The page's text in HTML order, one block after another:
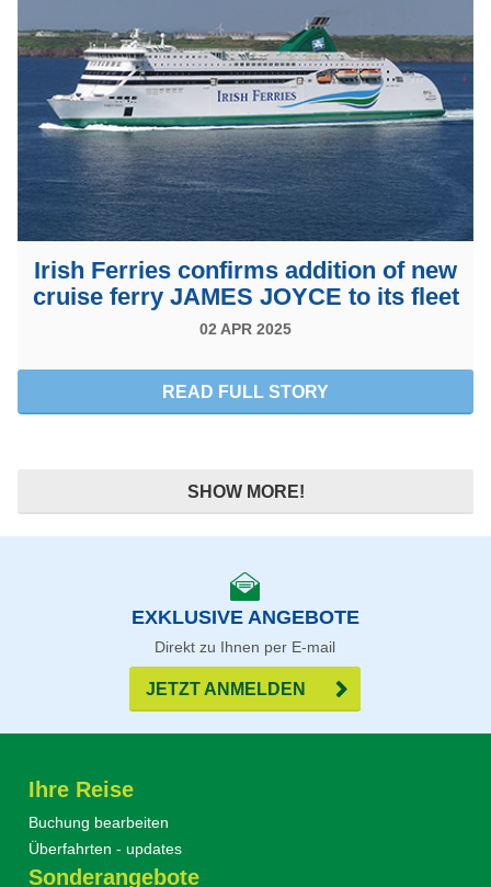
Irish Ferries confirms addition of new
cruise ferry JAMES JOYCE to its fleet
READ FULL STORY
02 APR 2025
SHOW MORE!
EXKLUSIVE ANGEBOTE
Direkt zu Ihnen per E-mail
JETZT ANMELDEN
Ihre Reise
Buchung bearbeiten
Überfahrten - updates
Sonderangebote